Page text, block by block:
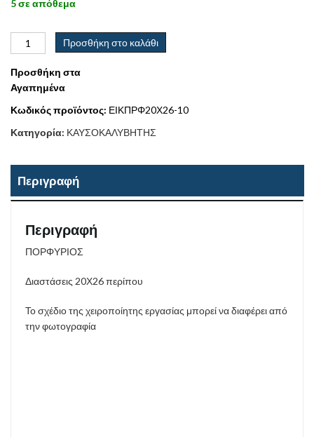
5 σε απόθεμα
Προσθήκη στο καλάθι
Προσθήκη στα
Αγαπημένα
Κωδικός προϊόντος: ΕΙΚΠΡΦ20Χ26-10
Κατηγορία: ΚΑΥΣΟΚΑΛΥΒΗΤΗΣ
Περιγραφή
Περιγραφή
ΠΟΡΦΥΡΙΟΣ
Διαστάσεις 20Χ26 περίπου
Το σχέδιο της χειροποίητης εργασίας μπορεί να διαφέρει από
την φωτογραφία